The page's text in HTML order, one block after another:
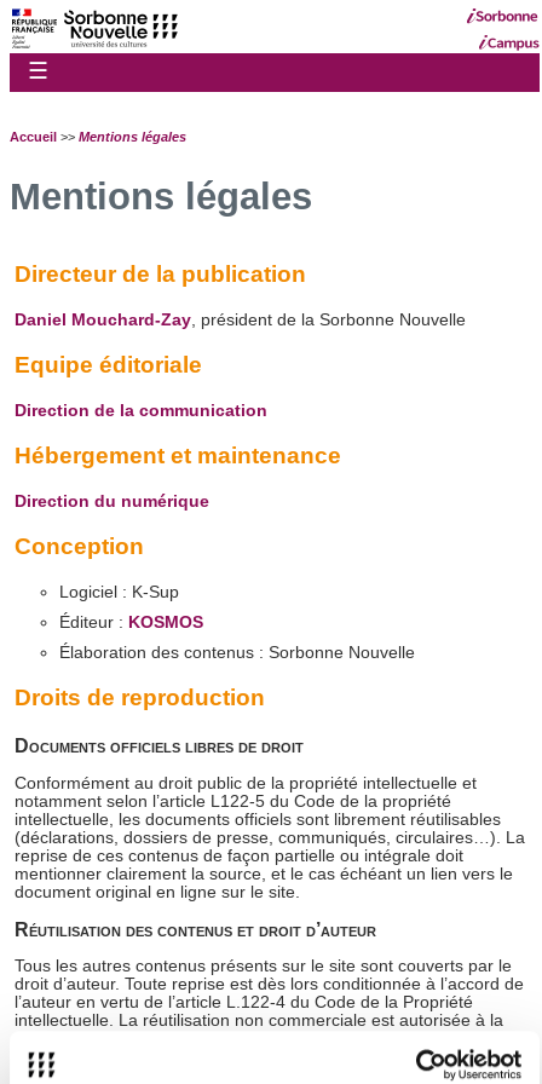
☰
Accueil >> Mentions légales
Mentions légales
Directeur de la publication
Daniel Mouchard-Zay, président de la Sorbonne Nouvelle
Equipe éditoriale
Direction de la communication
Hébergement et maintenance
Direction du numérique
Conception
Logiciel : K-Sup
Éditeur : KOSMOS
Élaboration des contenus : Sorbonne Nouvelle
Droits de reproduction
Documents officiels libres de droit
Conformément au droit public de la propriété intellectuelle et
notamment selon l’article L122-5 du Code de la propriété
intellectuelle, les documents officiels sont librement réutilisables
(déclarations, dossiers de presse, communiqués, circulaires…). La
reprise de ces contenus de façon partielle ou intégrale doit
mentionner clairement la source, et le cas échéant un lien vers le
document original en ligne sur le site.
Réutilisation des contenus et droit d’auteur
Tous les autres contenus présents sur le site sont couverts par le
droit d’auteur. Toute reprise est dès lors conditionnée à l’accord de
l’auteur en vertu de l’article L.122-4 du Code de la Propriété
intellectuelle. La réutilisation non commerciale est autorisée à la
ni le sens, ni la portée, ni l’application et d’en préciser l’origine et la
date de publication. Les informations ne peuvent être utilisées à